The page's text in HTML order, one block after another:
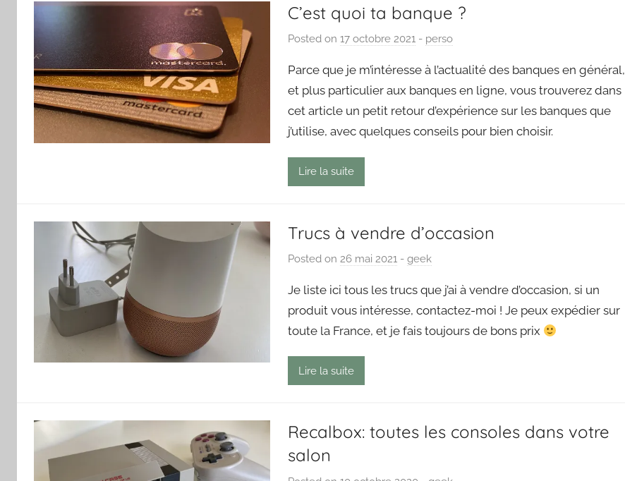
C’est quoi ta banque ?
Posted on17 octobre 2021 b
P
a
i
n
- perso
Parce que je m’intéresse à l’actualité des banques en général,
et plus particulier aux banques en ligne, vous trouverez dans
cet article un petit retour d’expérience sur les banques que
j’utilise, avec quelques conseils pour bien choisir.
Lire la suite
Trucs à vendre d’occasion
Posted on26 mai 2021 b
P
a
i
t
-geek
Je liste ici tous les trucs que j’ai à vendre d’occasion, si un
produit vous intéresse, contactez-moi ! Je peux expédier sur
toute la France, et je fais toujours de bons prix
Lire la suite
Recalbox: toutes les consoles dans votre
salon